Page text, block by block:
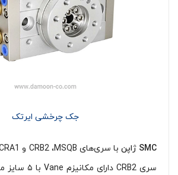
جک چرخشی ایرتک
SMC ژاپن